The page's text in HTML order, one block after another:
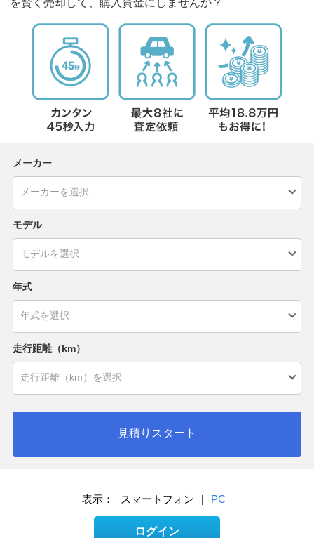
メーカー
モデル
年式
走行距離（km）
見積りスタート
表示： スマートフォン | PC
ログイン